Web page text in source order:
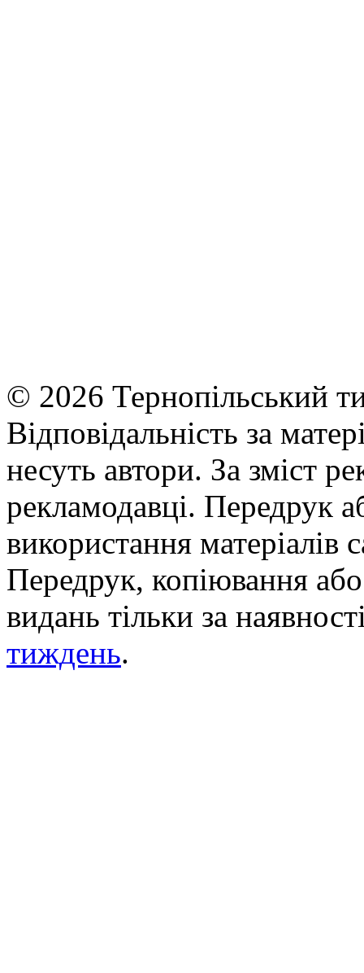
© 2026 Тернопільський
Відповідальність за
несуть автори. За зміст
рекламодавці. Передрук
використання матеріалів
Передрук, копіювання
видань тільки за
тиждень.